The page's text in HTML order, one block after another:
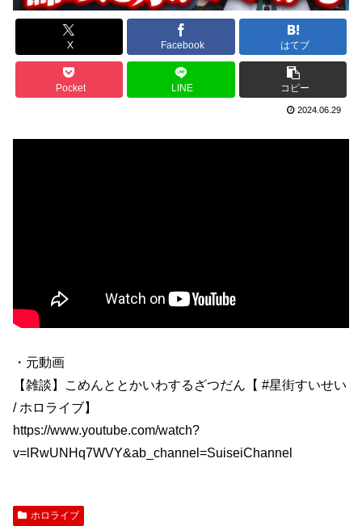
X Facebook はてブ
Pocket LINE コピー
2024.06.29
・元動画
【雑談】こめんととかいわするざつだん【 #星街すいせい
/ ホロライブ】
https://www.youtube.com/watch?
v=lRwUNHq7WVY&ab_channel=SuiseiChannel
ホロライブ